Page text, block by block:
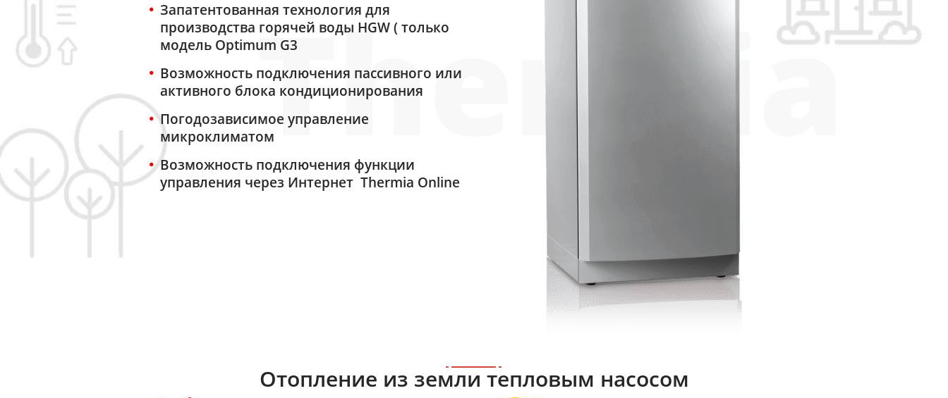
Запатентованная технология для
производства горячей воды HGW ( только
модель Optimum G3
Возможность подключения пассивного или
активного блока кондиционирования
Погодозависимое управление
микроклиматом
Возможность подключения функции
управления через Интернет Thermia Online
Отопление из земли тепловым насосом